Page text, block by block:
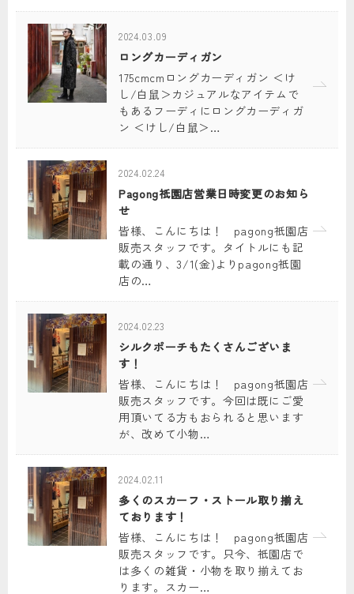
2024.03.09
ロングカーディガン
175cmcmロングカーディガン ＜け
し/白鼠＞カジュアルなアイテムで
もあるフーディにロングカーディガ
ン ＜けし/白鼠＞…
2024.02.24
Pagong祇園店営業日時変更のお知ら
せ
皆様、こんにちは！ pagong祇園店
販売スタッフです。タイトルにも記
載の通り、3/1(金)よりpagong祇園
店の…
2024.02.23
シルクポーチもたくさんございま
す！
皆様、こんにちは！ pagong祇園店
販売スタッフです。今回は既にご愛
用頂いてる方もおられると思います
が、改めて小物…
2024.02.11
多くのスカーフ・ストール取り揃え
ております！
皆様、こんにちは！ pagong祇園店
販売スタッフです。只今、祇園店で
は多くの雑貨・小物を取り揃えてお
ります。スカー…